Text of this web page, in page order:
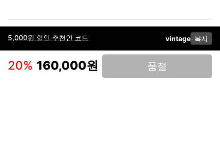
5,000원 할인 추천인 코드 vintage 복사
20% 160,000원 품절
이용약관고객센터판매개인정보 처리방침사업자 정보다운로드
인스타그램